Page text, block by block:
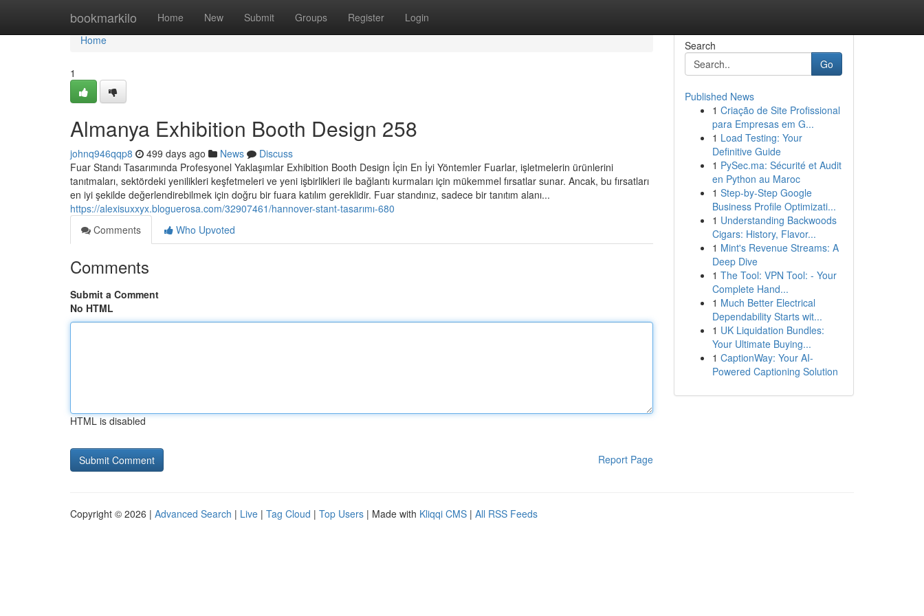
bookmarkilo Home New Submit Groups Register Login
Home
Home
1
Almanya Exhibition Booth Design 258
johnq946qqp8 499 days ago News
Discuss
Fuar Standı Tasarımında Profesyonel Yaklaşımlar Exhibition Booth Design İçin En İyi Yöntemler Fuarlar, işletmelerin ürünlerini
tanıtmaları, sektördeki yenilikleri keşfetmeleri ve yeni işbirlikleri ile bağlantı kurmaları için mükemmel fırsatlar sunar. Ancak, bu fırsatları
en iyi şekilde değerlendirebilmek için doğru bir fuara katılım gereklidir. Fuar standınız, sadece bir tanıtım alanı...
https://alexisuxxyx.bloguerosa.com/32907461/hannover-stant-tasarımı-680
Comments
Who Upvoted
Comments
Submit a Comment
No HTML
HTML is disabled
Report Page
Search
Go
Published News
1 Criação de Site Profissional
para Empresas em G...
1 Load Testing: Your
Definitive Guide
1 PySec.ma: Sécurité et Audit
en Python au Maroc
1 Step-by-Step Google
Business Profile Optimizati...
1 Understanding Backwoods
Cigars: History, Flavor...
1 Mint's Revenue Streams: A
Deep Dive
1 The Tool: VPN Tool: - Your
Complete Hand...
1 Much Better Electrical
Dependability Starts wit...
1 UK Liquidation Bundles:
Your Ultimate Buying...
1 CaptionWay: Your AI-
Powered Captioning Solution
Copyright © 2026 | Advanced Search | Live | Tag Cloud | Top Users | Made with Kliqqi CMS | All RSS Feeds